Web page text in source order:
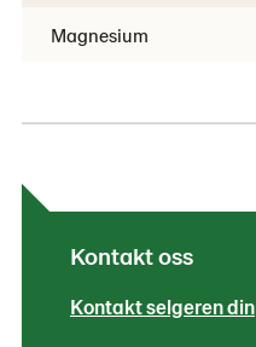
Magnesium
Kontakt oss
Kontakt selgeren din